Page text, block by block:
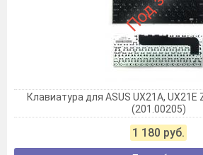
Клавиатура для ASUS UX21A, UX21E
(201.00205)
1 180 руб.